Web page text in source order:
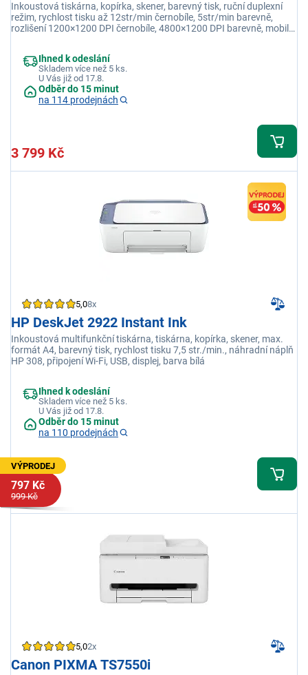
Inkoustová tiskárna, kopírka, skener, barevný tisk, ruční duplexní
režim, rychlost tisku až 12str/min černobíle, 5str/min barevně,
rozlišení 1200×1200 DPI černobíle, 4800×1200 DPI barevně, mobilní
Ihned k odeslání
Skladem více než 5 ks.
U Vás již od 17.8.
Odběr do 15 minut
na 114 prodejnách
3 799 Kč
5,08x
HP DeskJet 2922 Instant Ink
Inkoustová multifunkční tiskárna, tiskárna, kopírka, skener, max.
formát A4, barevný tisk, rychlost tisku 7,5 str./min., náhradní náplň
HP 308, připojení Wi-Fi, USB, displej, barva bílá
Ihned k odeslání
Skladem více než 5 ks.
U Vás již od 17.8.
Odběr do 15 minut
na 110 prodejnách
VÝPRODEJ
797 Kč
999 Kč
5,02x
Canon PIXMA TS7550i